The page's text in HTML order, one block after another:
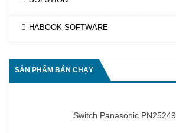
HABOOK SOFTWARE
SẢN PHẨM BÁN CHẠY
Switch Panasonic PN25249